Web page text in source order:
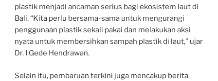
plastik menjadi ancaman serius bagi ekosistem laut di
Bali. “Kita perlu bersama-sama untuk mengurangi
penggunaan plastik sekali pakai dan melakukan aksi
nyata untuk membersihkan sampah plastik di laut,” ujar
Dr. I Gede Hendrawan.
Selain itu, pembaruan terkini juga mencakup berita